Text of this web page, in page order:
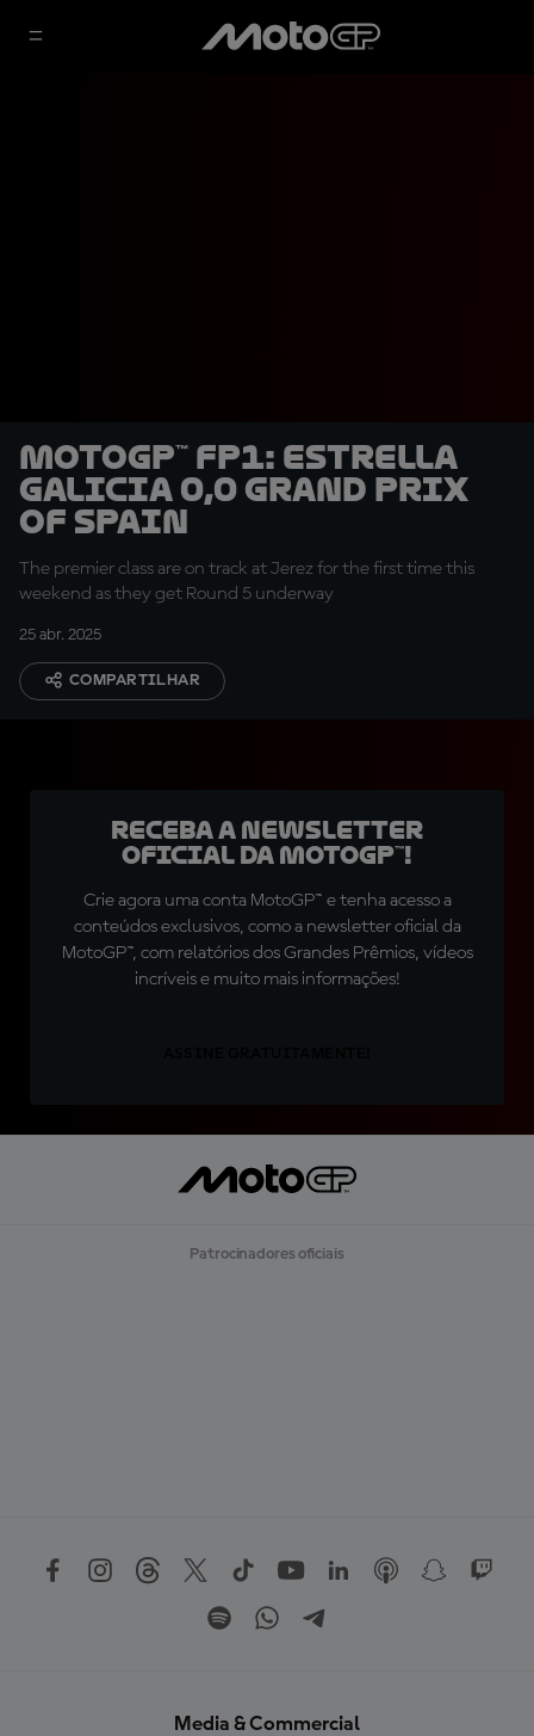
MotoGP™ FP1: Estrella
Galicia 0,0 Grand Prix
of Spain
The premier class are on track at Jerez for the first time this
weekend as they get Round 5 underway
25 abr. 2025
COMPARTILHAR
Receba a newsletter
oficial da MotoGP™!
Crie agora uma conta MotoGP™ e tenha acesso a
conteúdos exclusivos, como a newsletter oficial da
MotoGP™, com relatórios dos Grandes Prêmios, vídeos
incríveis e muito mais informações!
Patrocinadores oficiais
Media & Commercial